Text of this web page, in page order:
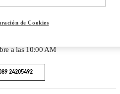
MUNICH
a las 10:00 AM
24205492
de Cookies